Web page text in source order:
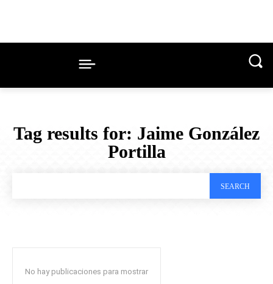
Tag results for: Jaime González
Portilla
SEARCH
No hay publicaciones para mostrar